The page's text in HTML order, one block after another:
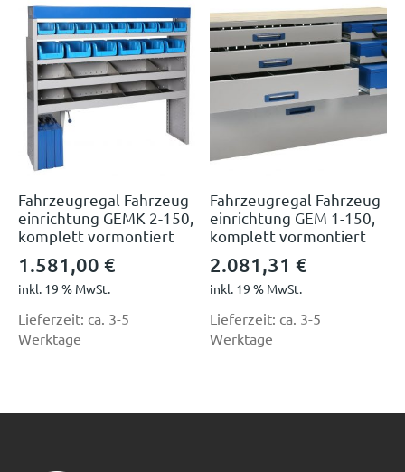
Fahrzeugregal Fahrzeug
einrichtung GEMK 2-150,
komplett vormontiert
1.581,00 €
inkl. 19 % MwSt.
Lieferzeit: ca. 3-5
Werktage
Fahrzeugregal Fahrzeug
einrichtung GEM 1-150,
komplett vormontiert
2.081,31€
inkl. 19 % MwSt.
Lieferzeit: ca. 3-5
Werktage